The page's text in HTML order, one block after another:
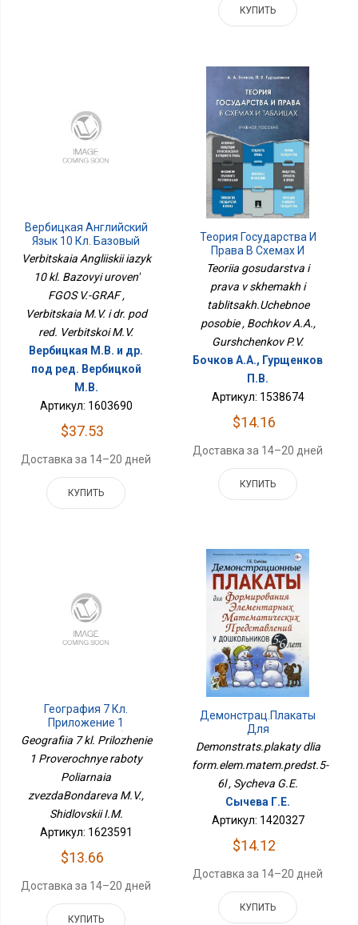
КУПИТЬ
Вербицкая Английский
Язык 10 Кл. Базовый
Уровень ФГОС В.-ГРАФ
Verbitskaia Angliiskii iazyk
10 kl. Bazovyi uroven'
FGOS V.-GRAF ,
Verbitskaia M.V. i dr. pod
red. Verbitskoi M.V.
Вербицкая М.В. и др.
под ред. Вербицкой
М.В.
Артикул: 1603690
$37.53
Доставка за 14–20 дней
КУПИТЬ
Теория Государства И
Права В Схемах И
Таблицах.Учебное
Пособие
Teoriia gosudarstva i
prava v skhemakh i
tablitsakh.Uchebnoe
posobie , Bochkov A.A.,
Gurshchenkov P.V.
Бочков А.А., Гурщенков
П.В.
Артикул: 1538674
$14.16
Доставка за 14–20 дней
КУПИТЬ
География 7 Кл.
Приложение 1
Проверочные Работы
ЗвездаБондарева М.В.,
Шидловский И.М.
Geografiia 7 kl. Prilozhenie
1 Proverochnye raboty
Poliarnaia
zvezdaBondareva M.V.,
Shidlovskii I.M.
Артикул: 1623591
$13.66
Доставка за 14–20 дней
КУПИТЬ
Демонстрац.плакаты
Для
Форм.элем.матем.предст.5-
6л
Demonstrats.plakaty dlia
form.elem.matem.predst.5-
6l , Sycheva G.E.
Сычева Г.Е.
Артикул: 1420327
$14.12
Доставка за 14–20 дней
КУПИТЬ